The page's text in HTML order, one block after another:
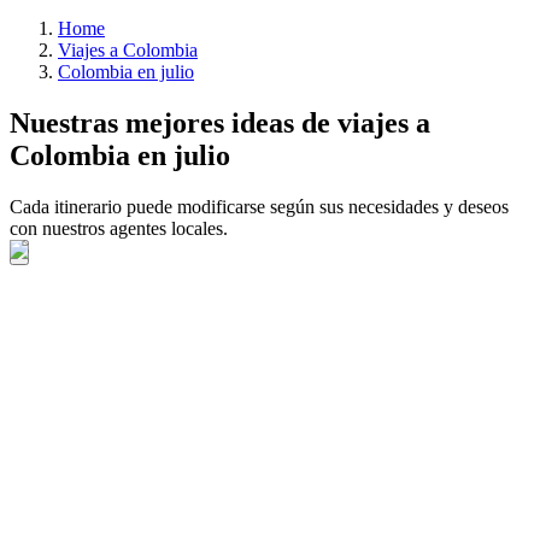
Home
Viajes a Colombia
Colombia en julio
Nuestras mejores ideas de viajes a
Colombia en julio
Cada itinerario puede modificarse según sus necesidades y deseos
con nuestros agentes locales.